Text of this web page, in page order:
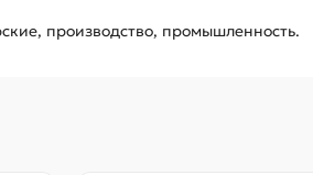
производство, промышленность.